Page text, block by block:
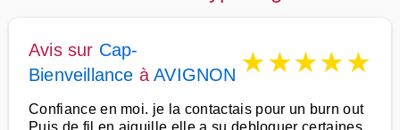
Avis sur Cap-
Bienveillance àAVIGNON ★★★★★
Confiance en moi. je la contactais pour un burn out
Puis de fil en aiguille elle a su debloquer certaines